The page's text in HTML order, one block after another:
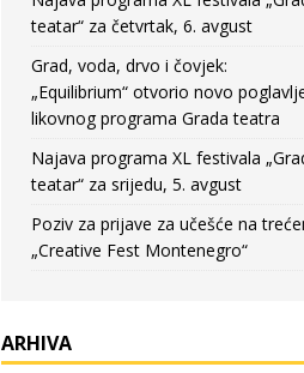
teatar“ za četvrtak, 6. avgust
Grad, voda, drvo i čovjek:
„Equilibrium“ otvorio novo
likovnog programa Grada teatra
Najava programa XL festivala
teatar“ za srijedu, 5. avgust
Poziv za prijave za učešće na
„Creative Fest Montenegro“
ARHIVA